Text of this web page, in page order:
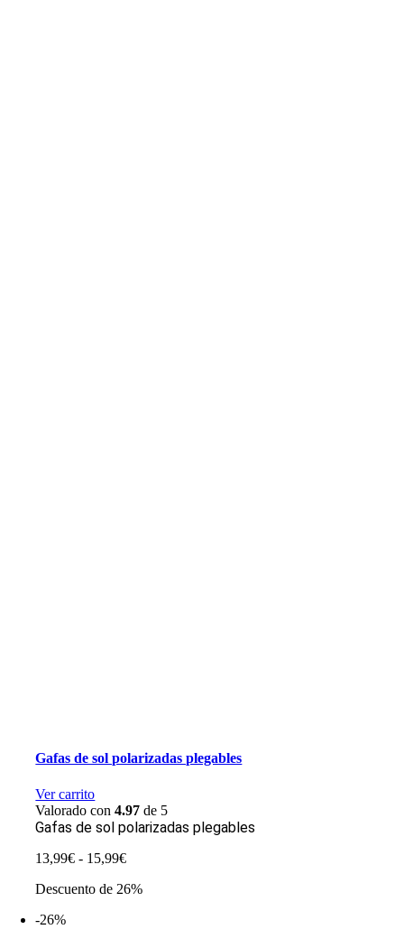
Gafas de sol polarizadas plegables
Ver carrito
Valorado con4.97 de 5
Gafas de sol polarizadas plegables
13,99€ - 15,99€Rango
precios:
Descuento de 26%
-26%